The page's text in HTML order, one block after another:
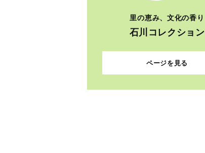
里の恵み、文化の香り
石川コレクション
ページを見る